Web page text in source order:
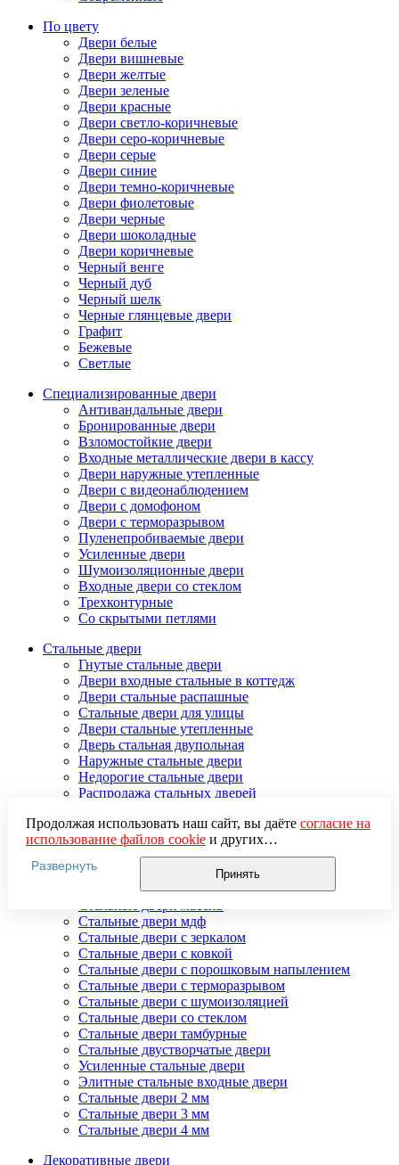
По цвету
Двери белые
Двери вишневые
Двери желтые
Двери зеленые
Двери красные
Двери светло-коричневые
Двери серо-коричневые
Двери серые
Двери синие
Двери темно-коричневые
Двери фиолетовые
Двери черные
Двери шоколадные
Двери коричневые
Черный венге
Черный дуб
Черный шелк
Черные глянцевые двери
Графит
Бежевые
Светлые
Специализированные двери
Антивандальные двери
Бронированные двери
Взломостойкие двери
Входные металлические двери в кассу
Двери наружные утепленные
Двери с видеонаблюдением
Двери с домофоном
Двери с терморазрывом
Пуленепробиваемые двери
Усиленные двери
Шумоизоляционные двери
Входные двери со стеклом
Трехконтурные
Со скрытыми петлями
Стальные двери
Гнутые стальные двери
Двери входные стальные в коттедж
Двери стальные распашные
Стальные двери для улицы
Двери стальные утепленные
Дверь стальная двупольная
Наружные стальные двери
Недорогие стальные двери
Распродажа стальных дверей
Стальная дверь на дачу
Стальные взломостойкие двери
Стальные входные двери в квартиру
Стальные двери в подъезд
Стальные двери внутреннего открывания
Стальные двери мдф
Стальные двери с зеркалом
Стальные двери с ковкой
Стальные двери с порошковым напылением
Стальные двери с терморазрывом
Стальные двери с шумоизоляцией
Стальные двери со стеклом
Стальные двери тамбурные
Стальные двустворчатые двери
Усиленные стальные двери
Элитные стальные входные двери
Стальные двери 2 мм
Стальные двери 3 мм
Стальные двери 4 мм
Декоративные двери
Продолжая использовать наш сайт, вы даёте согласие на
использование файлов cookieи других
пользовательских данных (включая IP-адрес, сведения о
местоположении, устройстве, действиях на сайте и т. п.)
для функционирования сайта, проведения
использования систем аналитики (например,
Яндекс.Метрика), в соответствии с нашей
обработки персональных данных.
Если вы не хотите, чтобы ваши данные обрабатывались,
настройте ограничения в браузере или покиньте сайт.
Развернуть
Принять